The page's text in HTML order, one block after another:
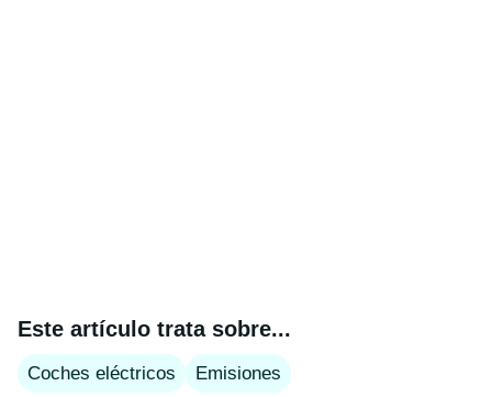
Este artículo trata sobre...
Coches eléctricos Emisiones